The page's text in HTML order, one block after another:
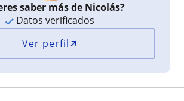
saber más de Nicolás?
Datos verificados
Ver perfil